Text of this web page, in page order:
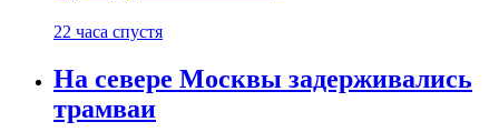
22 часа спустя
На севере Москвы задерживались
трамваи